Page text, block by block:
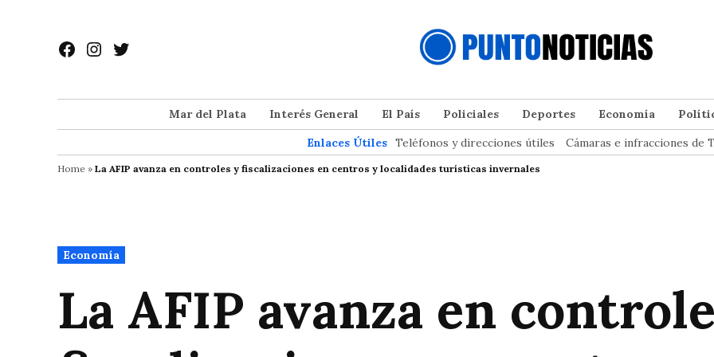
contenido
Facebook
Instagram
Twitter
Mar del Plata Interés General El País Policiales Deportes Economía
Enlaces Útiles Teléfonos y direcciones útiles Cámaras e infracciones de
Home » La AFIP avanza en controles y fiscalizaciones en centros y localidades turísticas invernales
Publicado
en
Economía
La AFIP avanza en